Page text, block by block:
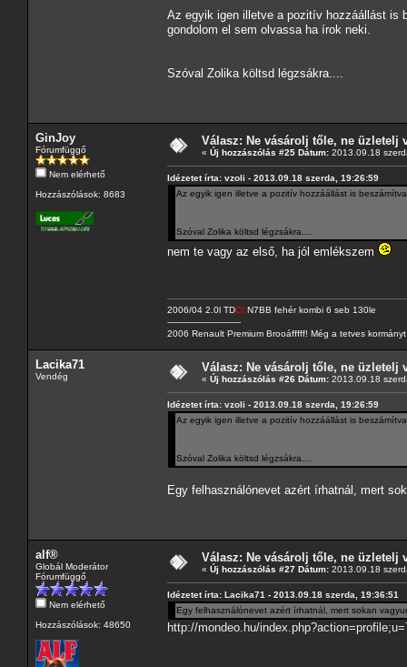
Az egyik igen illetve a pozitív hozzáállást is
gondolom el sem olvassa ha írok neki.
Szóval Zolika költsd légzsákra....
GinJoy
Fórumfüggő
Nem elérhető
Hozzászólások: 8683
Válasz: Ne vásárolj tőle, ne üzletelj
« Új hozzászólás #25 Dátum: 2013.09.18
Idézetet írta: vzoli - 2013.09.18 szerda, 19:26:59
Az egyik igen illetve a pozitív hozzáállást is
Szóval Zolika költsd légzsákra....
nem te vagy az első, ha jól emlékszem
2006/04 2.0l TDCI N7BB fehér kombi 6 seb 130le
---------------------------
2006 Renault Premium Brooáfffff! Még a tetves
Lacika71
Vendég
Válasz: Ne vásárolj tőle, ne üzletelj
« Új hozzászólás #26 Dátum: 2013.09.18
Idézetet írta: vzoli - 2013.09.18 szerda, 19:26:59
Az egyik igen illetve a pozitív hozzáállást is
Szóval Zolika költsd légzsákra....
Egy felhasználónevet azért írhatnál, mert
alf®
Globál Moderátor
Fórumfüggő
Nem elérhető
Hozzászólások: 48650
Válasz: Ne vásárolj tőle, ne üzletelj
« Új hozzászólás #27 Dátum: 2013.09.18
Idézetet írta: Lacika71 - 2013.09.18 szerda, 19:36:51
Egy felhasználónevet azért írhatnál, mert sokan
http://mondeo.hu/